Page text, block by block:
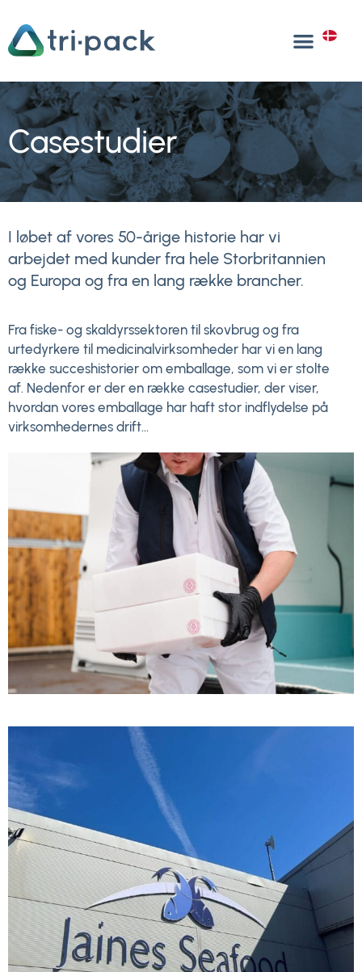
indholdet
Casestudier
I løbet af vores 50-årige historie har vi
arbejdet med kunder fra hele Storbritannien
og Europa og fra en lang række brancher.
Fra fiske- og skaldyrssektoren til skovbrug og fra
urtedyrkere til medicinalvirksomheder har vi en lang
række succeshistorier om emballage, som vi er stolte
af. Nedenfor er der en række casestudier, der viser,
hvordan vores emballage har haft stor indflydelse på
virksomhedernes drift...